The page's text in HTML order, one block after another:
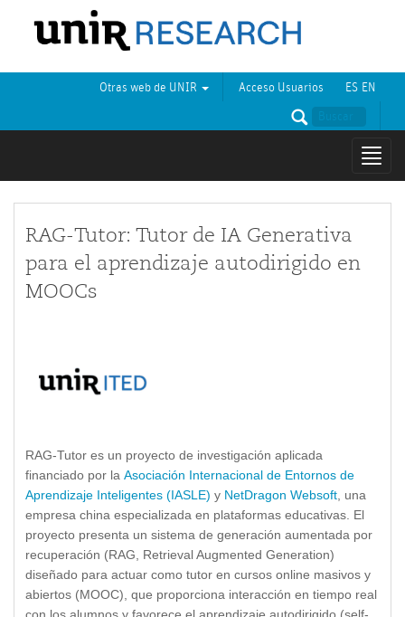
ES EN
Acceso Usuarios
Otras web de UNIR
RAG-Tutor: Tutor de IA Generativa
para el aprendizaje autodirigido en
MOOCs
RAG-Tutor es un proyecto de investigación aplicada
financiado por la Asociación Internacional de Entornos de
Aprendizaje Inteligentes (IASLE) y NetDragon Websoft, una
empresa china especializada en plataformas educativas. El
proyecto presenta un sistema de generación aumentada por
recuperación (RAG, Retrieval Augmented Generation)
diseñado para actuar como tutor en cursos online masivos y
abiertos (MOOC), que proporciona interacción en tiempo real